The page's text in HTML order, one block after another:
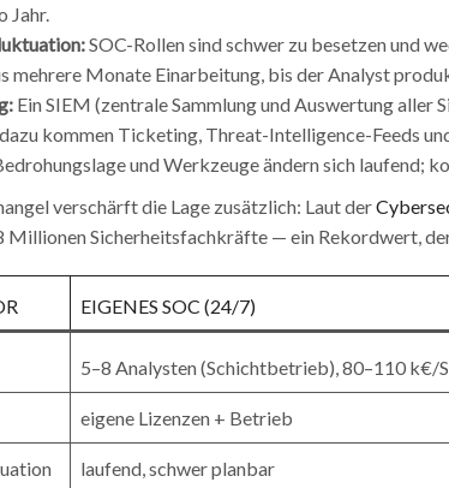
Jahr.
SOC-Rollen sind schwer zu besetzen und
mehrere Monate Einarbeitung, bis der Analyst
Ein SIEM (zentrale Sammlung und Auswertung aller
kommen Ticketing, Threat-Intelligence-Feeds
und Werkzeuge ändern sich laufend;
verschärft die Lage zusätzlich: Laut der
Millionen Sicherheitsfachkräfte — ein Rekordwert,
EIGENES SOC (24/7)
5–8 Analysten (Schichtbetrieb), 80–110 k€/
eigene Lizenzen + Betrieb
laufend, schwer planbar